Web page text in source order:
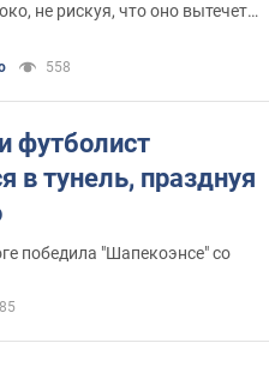
не рискуя, что оно вытечет
558
футболист
в тунель, празднуя
победила "Шапекоэнсе" со